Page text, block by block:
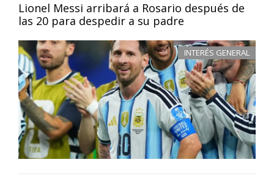
Lionel Messi arribará a Rosario después de
las 20 para despedir a su padre
INTERÉS GENERAL